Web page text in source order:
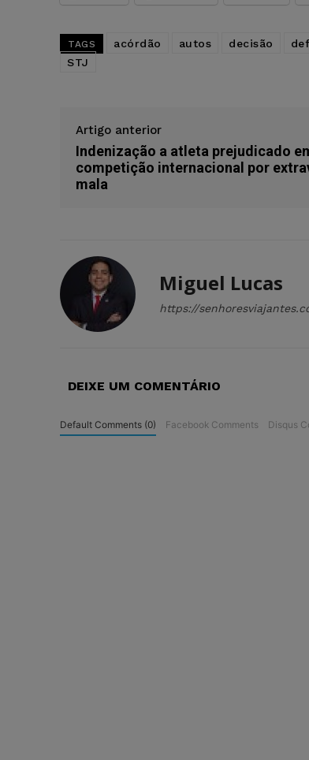
TAGS acórdão autos decisão
STJ
Artigo anterior
Indenização a atleta prejudicado
competição internacional por
mala
Miguel Lucas
https://
DEIXE UM COMENTÁRIO
Default Comments (0) Facebook Comments Disqus